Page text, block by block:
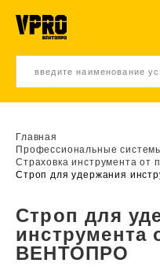
введите наименование
Главная
Профессиональные
Страховка инструмента от
Строп для удержания
Строп для
инструмента
ВЕНТОПРО